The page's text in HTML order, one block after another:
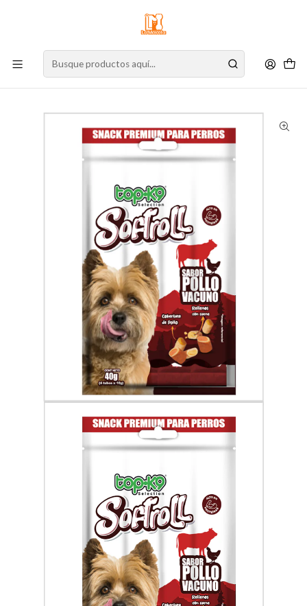
Nuestro stock online es independiente de la tienda física.
Compre por la web para garantizar sus productos y espere nuestra
Inicio Perro Alimento para Perros
Snacks
Topk9 Softroll Pollo Vacuno 40 g